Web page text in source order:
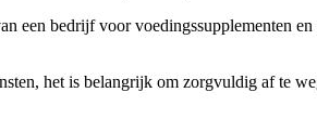
bedrijf voor voedingssupplementen
het is belangrijk om zorgvuldig af te